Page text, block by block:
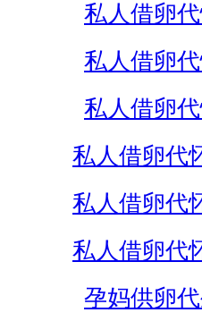
私人借卵
私人借卵
私人借卵
私人借卵代
私人借卵代
私人借卵代
孕妈供卵